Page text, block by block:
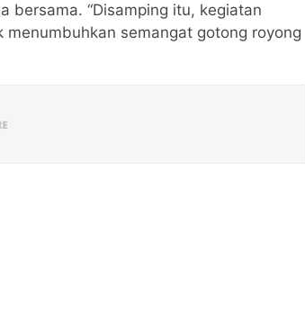
bersama. “Disamping itu, kegiatan
semangat gotong royong